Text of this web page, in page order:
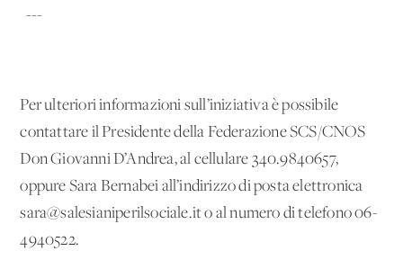
---
Per ulteriori informazioni sull’iniziativa è possibile
contattare il Presidente della Federazione SCS/CNOS
Don Giovanni D’Andrea, al cellulare 340.9840657,
oppure Sara Bernabei all’indirizzo di posta elettronica
sara@salesianiperilsociale.it o al numero di telefono 06-
4940522.